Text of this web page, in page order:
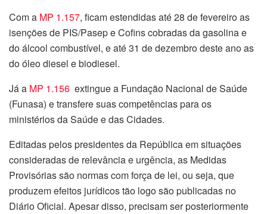
Com a MP 1.157, ficam estendidas até 28 de fevereiro as
isenções de PIS/Pasep e Cofins cobradas da gasolina e
do álcool combustível, e até 31 de dezembro deste ano as
do óleo diesel e biodiesel.
Já a MP 1.156 extingue a Fundação Nacional de Saúde
(Funasa) e transfere suas competências para os
ministérios da Saúde e das Cidades.
Editadas pelos presidentes da República em situações
consideradas de relevância e urgência, as Medidas
Provisórias são normas com força de lei, ou seja, que
produzem efeitos jurídicos tão logo são publicadas no
Diário Oficial. Apesar disso, precisam ser posteriormente